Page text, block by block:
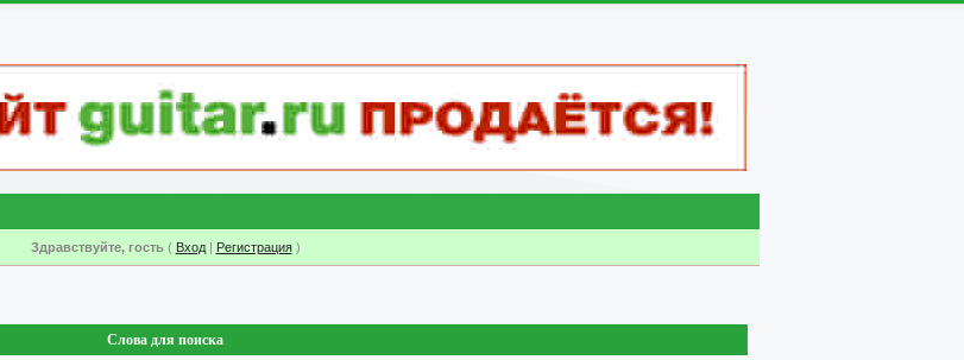
Здравствуйте, гость( Вход| Регистрация)
Слова для поиска